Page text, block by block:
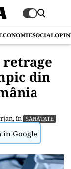
SOCIAL
din
, în SĂNĂTATE
în Google